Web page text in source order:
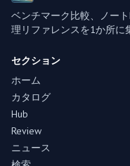
ベンチマーク比較、ノー
理リファレンスを1か所に
セクション
ホーム
カタログ
Hub
Review
ニュース